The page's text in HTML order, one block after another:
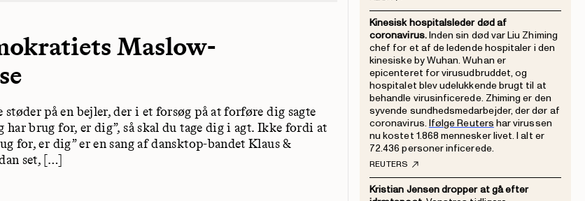
Maslow-
på en bejler, der i et forsøg på at forføre dig sagte
har brug for, er dig”, så skal du tage dig i agt. Ikke fordi at
for, er dig” er en sang af dansktop-bandet Klaus &
set, […]
Kinesisk hospitalsleder død af
coronavirus.Inden sin død var Liu Zhiming
chef for et af de ledende hospitaler i den
kinesiske by Wuhan. Wuhan er
epicenteret for virusudbruddet, og
hospitalet blev udelukkende brugt til at
behandle virusinficerede. Zhiming er den
syvende sundhedsmedarbejder, der dør af
coronavirus. Ifølge Reuters har virussen
nu kostet 1.868 mennesker livet. I alt er
72.436 personer inficerede.
REUTERS
Kristian Jensen dropper at gå efter